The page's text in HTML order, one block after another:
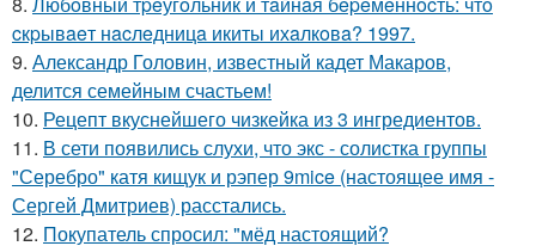
cкpывaeт нacлeдницa икиты ихaлкoвa? 1997.
9. Александр Головин, известный кадет Макаров,
делится семейным счастьем!
10. Рецепт вкуснейшего чизкейка из 3 ингредиентов.
11. В сети появились слухи, что экс - солистка группы
"Серебро" катя кищук и рэпер 9mice (настоящее имя -
Сергей Дмитриев) расстались.
12. Покупатель спросил: "мёд настоящий?